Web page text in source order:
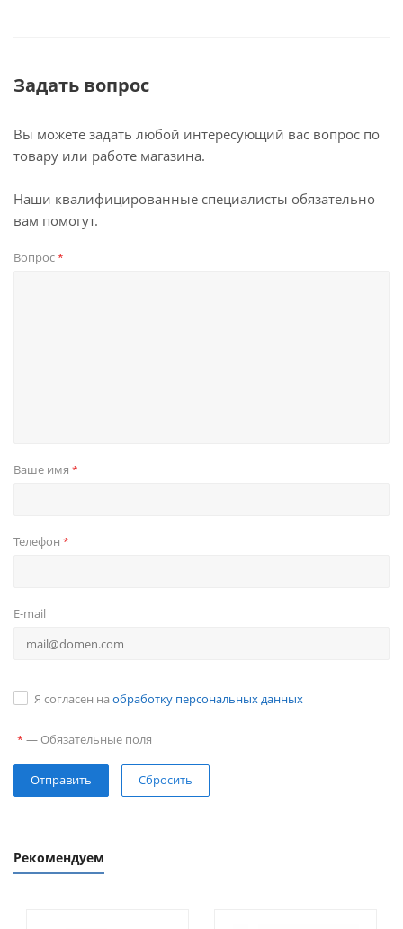
Задать вопрос
Вы можете задать любой интересующий вас вопрос по
товару или работе магазина.
Наши квалифицированные специалисты обязательно
вам помогут.
Вопрос*
Ваше имя *
Телефон *
E-mail
Я согласен на обработку персональных данных
* — Обязательные поля
Сбросить
Рекомендуем